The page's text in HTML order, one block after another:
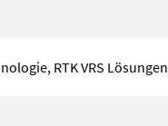
RTK VRS Lösungen